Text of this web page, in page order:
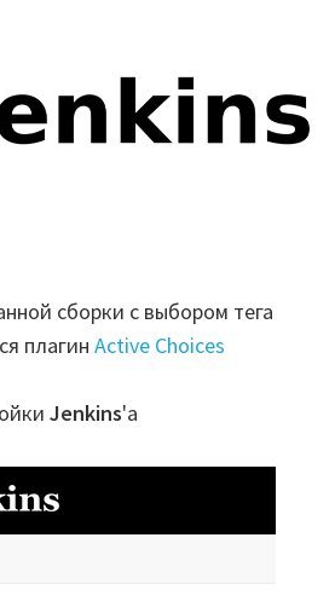
сборки с выбором тега
плагин Active Choices
Jenkins'а